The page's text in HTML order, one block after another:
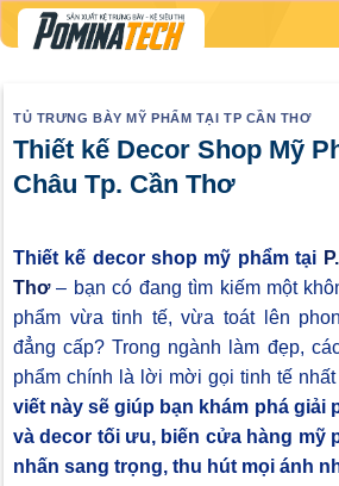
Skip
to
TỦ TRƯNG BÀY MỸ PHẨM TẠI TP CẦN THƠ
Thiết kế Decor Shop Mỹ
Châu Tp. Cần Thơ
Thiết kế decor shop mỹ phẩm tại
Thơ– bạn có đang tìm kiếm một
phẩm vừa tinh tế, vừa toát lên
đẳng cấp? Trong ngành làm đẹp,
phẩm chính là lời mời gọi tinh tế
viết này sẽ giúp bạn khám phá giải
và decor tối ưu, biến cửa hàng mỹ
nhấn sang trọng, thu hút mọi ánh